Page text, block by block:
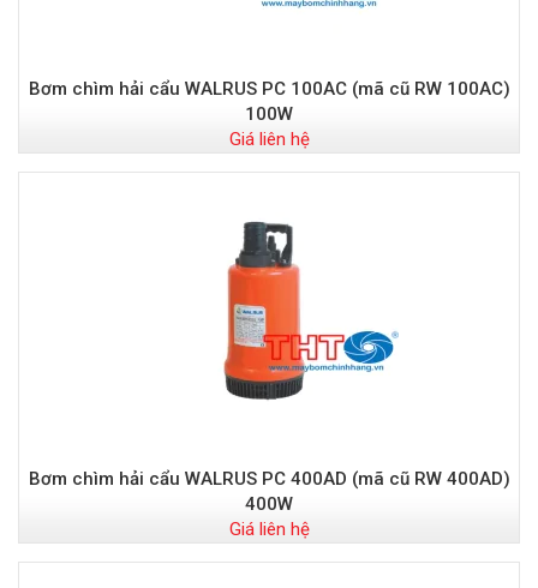
Bơm chìm hải cẩu WALRUS PC 100AC (mã cũ RW 100AC)
100W
Giá liên hệ
Bơm chìm hải cẩu WALRUS PC 400AD (mã cũ RW 400AD)
400W
Giá liên hệ